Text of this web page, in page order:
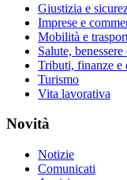
Giustizia e
Imprese e
Mobilità e
Salute, benessere
Tributi, finanze e
Turismo
Vita lavorativa
Novità
Notizie
Comunicati